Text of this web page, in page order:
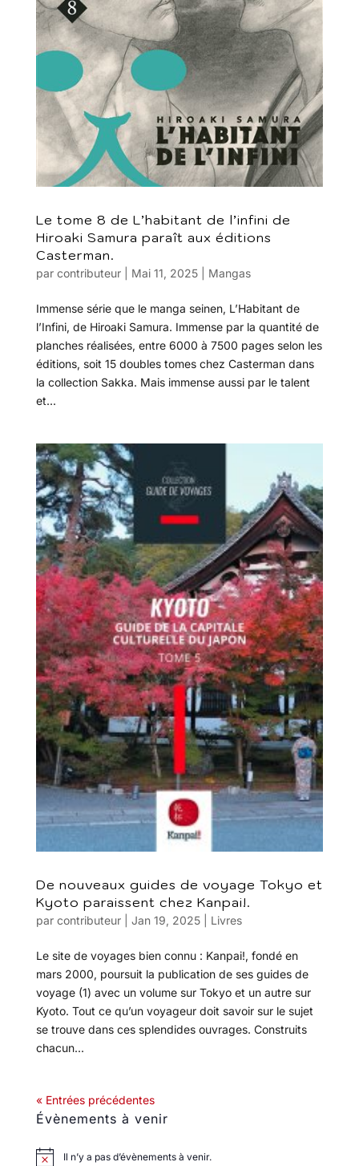
Le tome 8 de L’habitant de l’infini de
Hiroaki Samura paraît aux éditions
Casterman.
par contributeur| Mai 11, 2025| Mangas
Immense série que le manga seinen, L’Habitant de
l’Infini, de Hiroaki Samura. Immense par la quantité de
planches réalisées, entre 6000 à 7500 pages selon les
éditions, soit 15 doubles tomes chez Casterman dans
la collection Sakka. Mais immense aussi par le talent
et...
De nouveaux guides de voyage Tokyo et
Kyoto paraissent chez Kanpai!.
par contributeur| Jan 19, 2025| Livres
Le site de voyages bien connu : Kanpai!, fondé en
mars 2000, poursuit la publication de ses guides de
voyage (1) avec un volume sur Tokyo et un autre sur
Kyoto. Tout ce qu’un voyageur doit savoir sur le sujet
se trouve dans ces splendides ouvrages. Construits
chacun...
« Entrées précédentes
Évènements à venir
Il n’y a pas d’évènements à venir.